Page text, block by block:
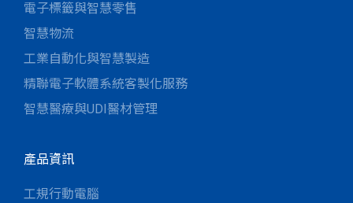
電子標籤與智慧零售
智慧物流
工業自動化與智慧製造
精聯電子軟體系統客製化服務
智慧醫療與UDI醫材管理
產品資訊
工規行動電腦